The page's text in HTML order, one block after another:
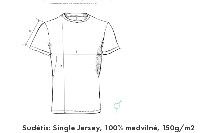
Sudėtis: Single Jersey, 100% medvilnė, 150g/m2